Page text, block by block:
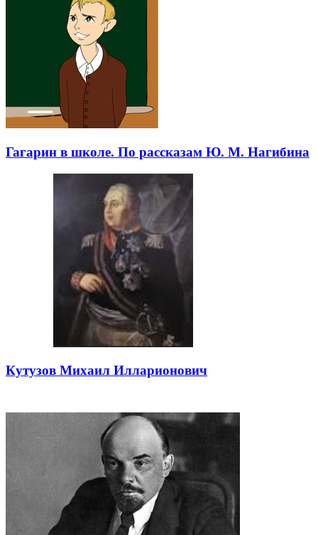
Гагарин в школе. По рассказам Ю. М. Нагибина
Кутузов Михаил Илларионович